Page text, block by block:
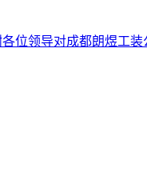
领导对成都朗煜工